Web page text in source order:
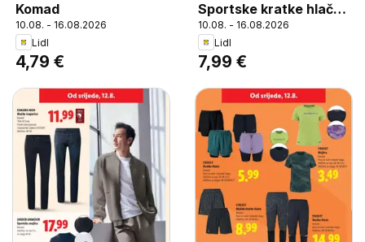
Komad
10.08. - 16.08.2026
Lidl
4,79 €
Sportske kratke hlače,
Komad Veličine: 48-58
(M-XL)
10.08. - 16.08.2026
Lidl
7,99 €